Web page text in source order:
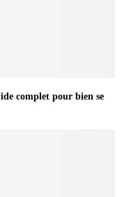
complet pour bien se